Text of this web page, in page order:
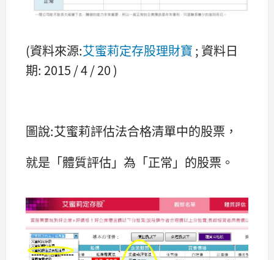
(資料來源:艾蜜莉定存股理財寶 ; 資料日
期: 2015 / 4 / 20 )
圖說:艾蜜莉評估法合格清單中的股票，
就是「體質評估」為「正常」的股票。